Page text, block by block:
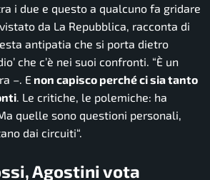
i due e questo a qualcuno fa gridare
da La Repubblica, racconta di
antipatia che si porta dietro
che c’è nei suoi confronti. “È un
–. E non capisco perché ci sia tanto
. Le critiche, le polemiche: ha
quelle sono questioni personali,
dai circuiti“.
Agostini vota